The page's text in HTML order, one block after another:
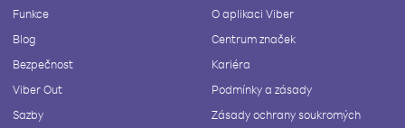
Funkce
Blog
Bezpečnost
Viber Out
Sazby
O aplikaci Viber
Centrum značek
Kariéra
Podmínky a zásady
Zásady ochrany soukromých